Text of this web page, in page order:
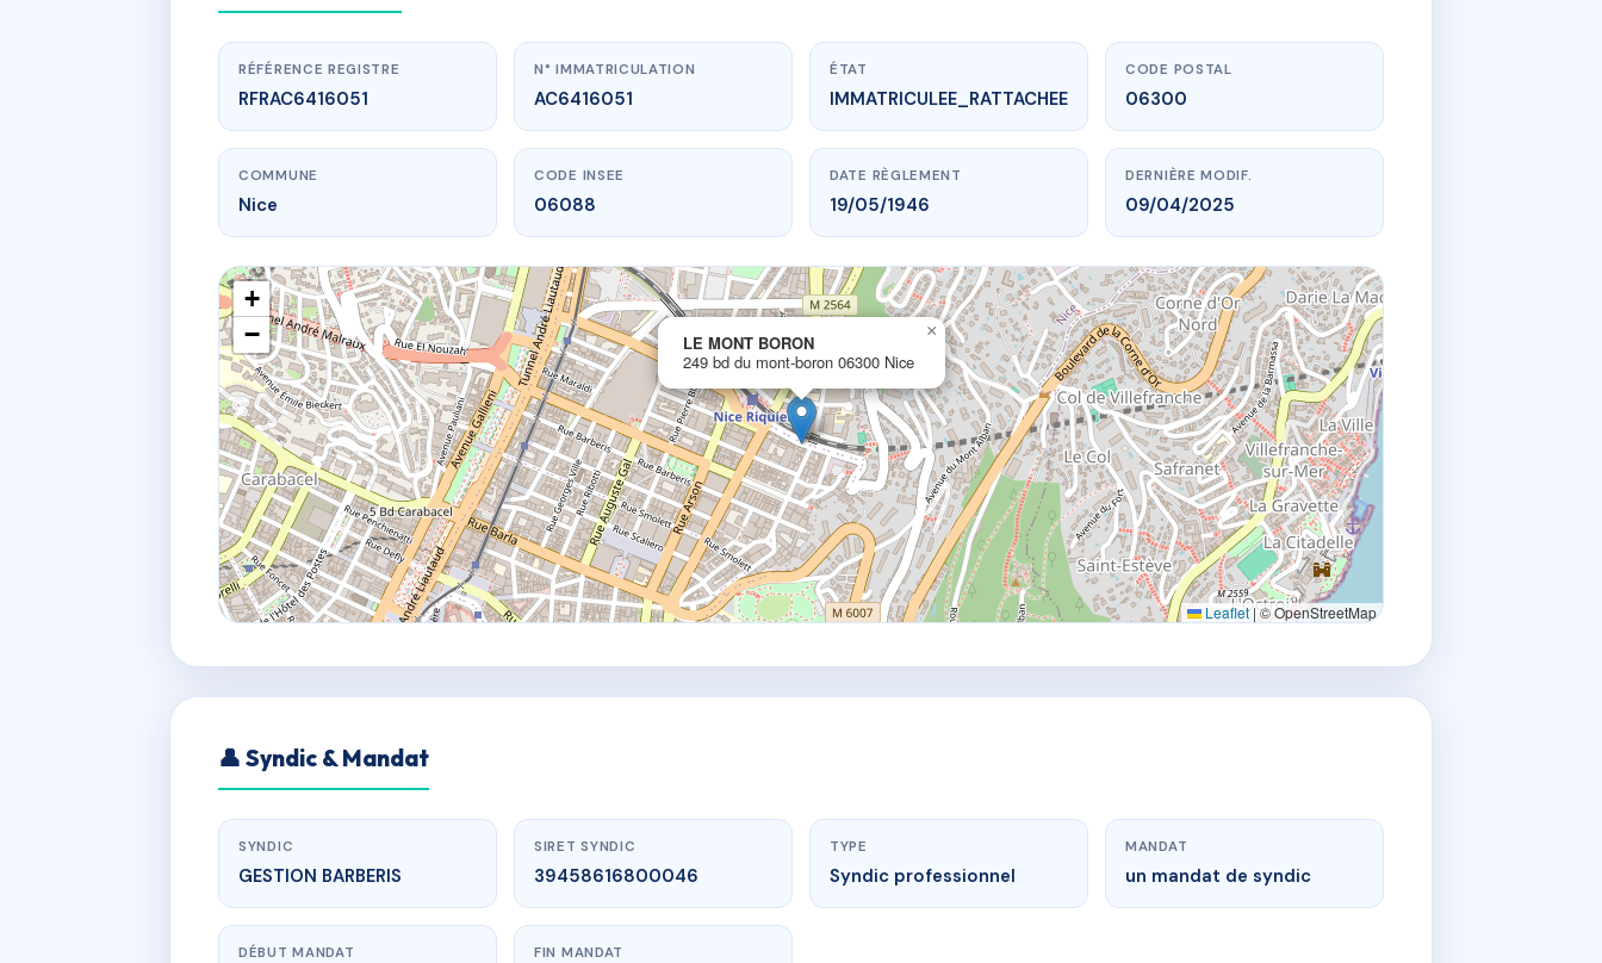
www.vme.plus/AC6416051
LE MONT BORON
249 bd du mont-boron06300 Nice
RÉFÉRENCE REGISTRE
RFRAC6416051
N° IMMATRICULATION
AC6416051
ÉTAT
IMMATRICULEE_RATTACHEE
CODE POSTAL
06300
COMMUNE
Nice
CODE INSEE
06088
DATE RÈGLEMENT
19/05/1946
DERNIÈRE MODIF.
09/04/2025
LE MONT BORON
249 bd du mont-boron 06300 Nice
×
+
−
Leaflet |© OpenStreetMap
👤 Syndic & Mandat
SYNDIC
GESTION BARBERIS
SIRET SYNDIC
39458616800046
TYPE
Syndic professionnel
MANDAT
un mandat de syndic
DÉBUT MANDAT FIN MANDAT